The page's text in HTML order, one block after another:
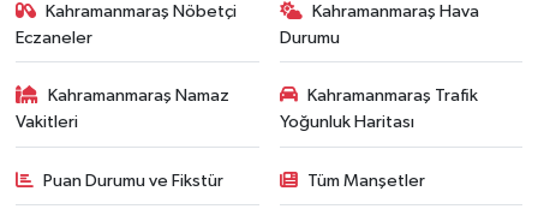
Kahramanmaraş Nöbetçi
Eczaneler
Kahramanmaraş Hava
Durumu
Kahramanmaraş Namaz
Vakitleri
Kahramanmaraş Trafik
Yoğunluk Haritası
Puan Durumu ve Fikstür Tüm Manşetler